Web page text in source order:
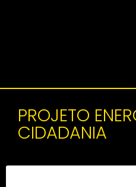
PROJETO
CIDADANIA